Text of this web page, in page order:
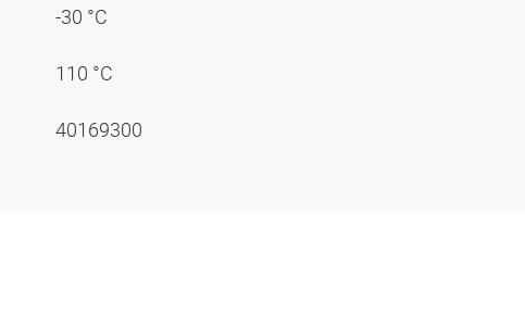
-30 °C
110 °C
40169300